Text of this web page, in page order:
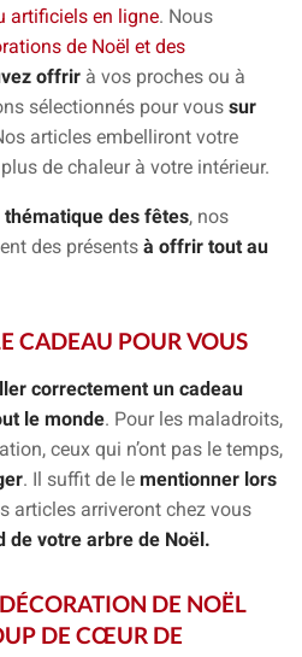
artificiels en ligne. Nous
de Noël et des
offrir à vos proches ou à
sélectionnés pour vous sur
articles embelliront votre
de chaleur à votre intérieur.
thématique des fêtes, nos
des présents à offrir tout au
CADEAU POUR VOUS
correctement un cadeau
le monde. Pour les maladroits,
ceux qui n’ont pas le temps,
. Il suffit de le mentionner lors
articles arriveront chez vous
de votre arbre de Noël.
DE NOËL
DE CŒUR DE